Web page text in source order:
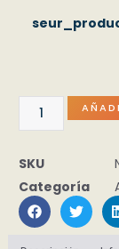
SKU
Categoría